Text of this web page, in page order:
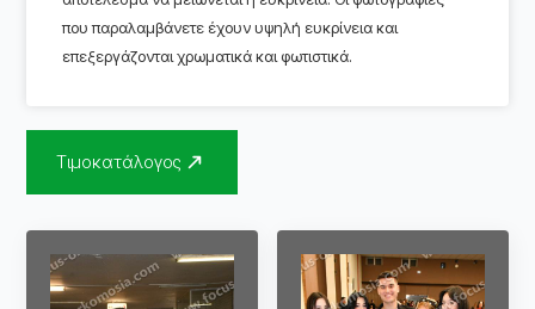
που παραλαμβάνετε έχουν υψηλή ευκρίνεια και
επεξεργάζονται χρωματικά και φωτιστικά.
Τιμοκατάλογος